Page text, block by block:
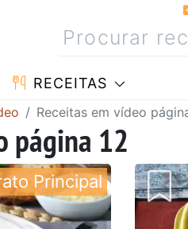
RECEITAS
Receitas em vídeo
página 12
Principal